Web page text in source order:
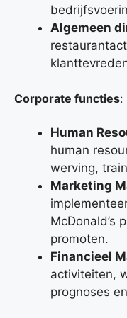
Algemeen
Corporate functies:
Human
human
werving,
Marketing
McDonald’s
promoten.
Financieel
activiteiten,
prognoses